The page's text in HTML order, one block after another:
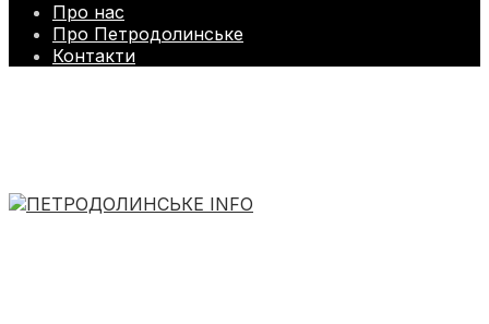
Про нас
Про Петродолинське
Контакти